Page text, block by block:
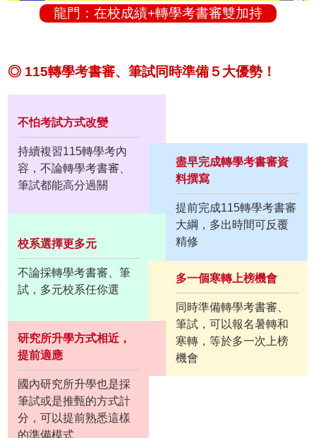
龍門：在校成績+轉學考書審雙加持
◎ 115轉學考書審、筆試同時準備５大優勢！
不怕考試方式改變
持續複習115轉學考內
容，不論轉學考書審、
筆試都能高分過關
盡早完成轉學考書審資
料撰寫
提前完成115轉學考書審
大綱，多出時間可反覆
精修
校系選擇更多元
不論採轉學考書審、筆
試，多元校系任你選
多一個寒轉上榜機會
同時準備轉學考書審、
筆試，可以報名暑轉和
寒轉，等於多一次上榜
機會
研究所升學方式相近，
提前適應
國內研究所升學也是採
筆試或是推甄的方式計
分，可以提前熟悉這樣
的準備模式